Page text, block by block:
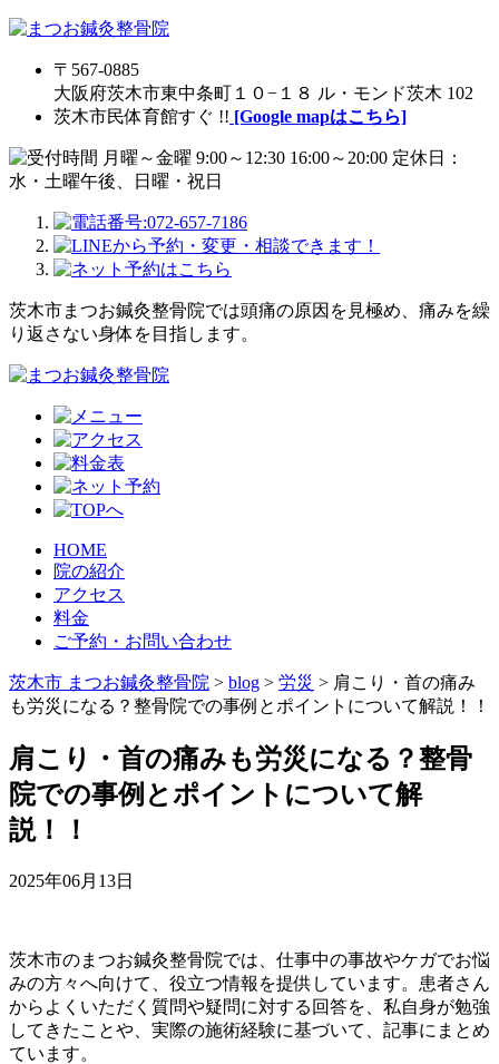
〒567-0885
大阪府茨木市東中条町１０−１８ ル・モンド茨木 102
茨木市民体育館すぐ !! [Google mapはこちら]
茨木市まつお鍼灸整骨院では頭痛の原因を見極め、痛みを繰
り返さない身体を目指します。
HOME
院の紹介
アクセス
料金
ご予約・お問い合わせ
茨木市 まつお鍼灸整骨院 > blog > 労災 > 肩こり・首の痛み
も労災になる？整骨院での事例とポイントについて解説！！
肩こり・首の痛みも労災になる？整骨
院での事例とポイントについて解
説！！
2025年06月13日
茨木市のまつお鍼灸整骨院では、仕事中の事故やケガでお悩
みの方々へ向けて、役立つ情報を提供しています。患者さん
からよくいただく質問や疑問に対する回答を、私自身が勉強
してきたことや、実際の施術経験に基づいて、記事にまとめ
ています。